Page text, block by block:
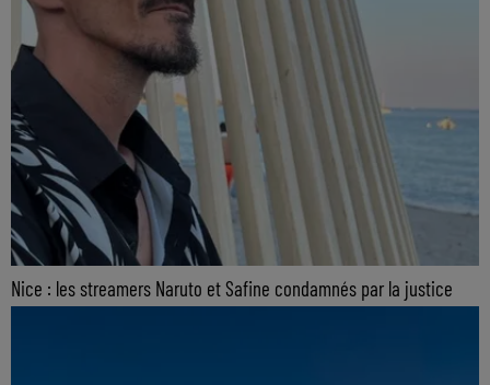
Nice : les streamers Naruto et Safine condamnés par la justice